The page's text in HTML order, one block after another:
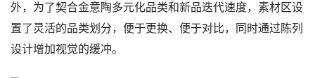
外，为了契合金意陶多元化品类和新品迭代速度，素材区设
置了灵活的品类划分，便于更换、便于对比，同时通过陈列
设计增加视觉的缓冲。